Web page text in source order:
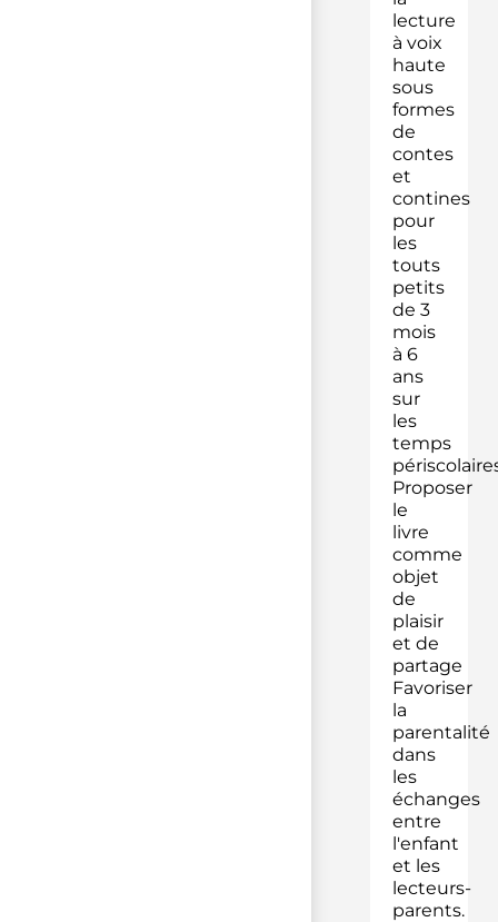
lecture
à voix
haute
sous
formes
de
contes
et
contines
pour
les
touts
petits
de 3
mois
à 6
ans
sur
les
temps
Proposer
le
livre
comme
objet
de
plaisir
et de
partage
Favoriser
la
parentalité
dans
les
échanges
entre
l'enfant
et les
lecteurs-
parents.